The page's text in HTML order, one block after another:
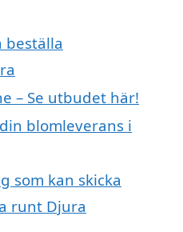
beställa
– Se utbudet här!
blomleverans i
som kan skicka
runt Djura